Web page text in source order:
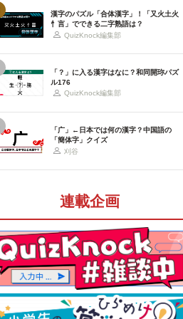
漢字のパズル「合体漢字」！「又火土火
忄言」でできる二字熟語は？
QuizKnock編集部
「？」に入る漢字はなに？和同開珎パズ
ル176
QuizKnock編集部
「广」←日本では何の漢字？中国語の
「簡体字」クイズ
刈谷
連載企画